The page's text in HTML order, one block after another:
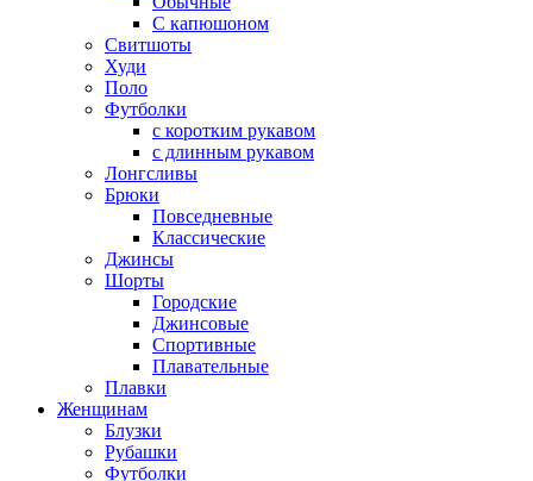
С капюшоном
Свитшоты
Худи
Поло
Футболки
с коротким рукавом
с длинным рукавом
Лонгсливы
Брюки
Повседневные
Классические
Джинсы
Шорты
Городские
Джинсовые
Спортивные
Плавательные
Плавки
Женщинам
Блузки
Рубашки
Футболки